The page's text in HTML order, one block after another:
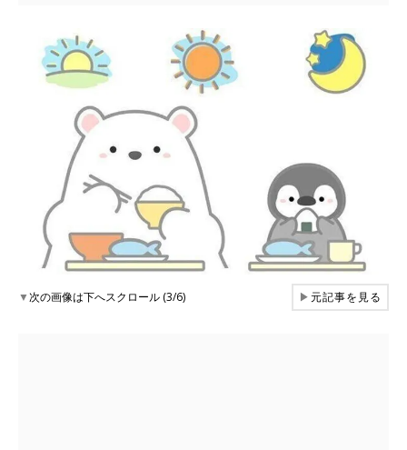
▼次の画像は下へスクロール (3/6) ▶元記事を見る